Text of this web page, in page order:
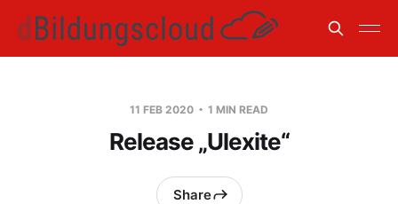
11 FEB 2020 1 MIN READ
Release „Ulexite“
Share